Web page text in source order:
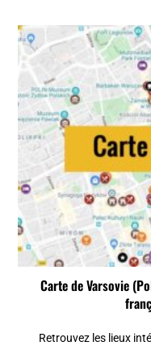
Carte de Varsovie
Retrouvez les lieux